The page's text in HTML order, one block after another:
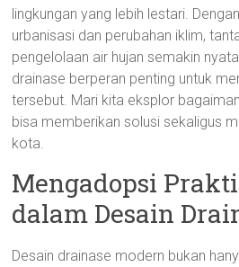
lingkungan yang lebih lestari.
urbanisasi dan perubahan iklim,
pengelolaan air hujan semakin
drainase berperan penting untuk
tersebut. Mari kita eksplor
bisa memberikan solusi sekaligus
kota.
Mengadopsi
dalam Desain
Desain drainase modern bukan